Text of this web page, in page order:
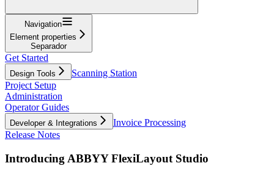
Navigation
Element properties
Separador
Get Started
Design Tools
Scanning Station
Project Setup
Administration
Operator Guides
Developer & Integrations
Invoice Processing
Release Notes
Introducing ABBYY FlexiLayout Studio